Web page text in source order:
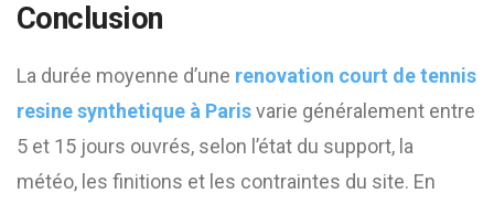
Conclusion
La durée moyenne d’une renovation court de tennis
resine synthetique à Parisvarie généralement entre
5 et 15 jours ouvrés, selon l’état du support, la
météo, les finitions et les contraintes du site. En